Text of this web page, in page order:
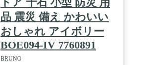
品 震災 備え かわいい
おしゃれ アイボリー
BOE094-IV 7760891
BRUNO